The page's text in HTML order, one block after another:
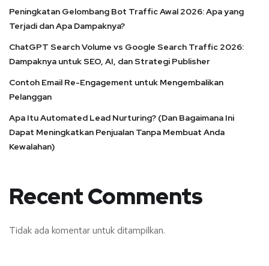
Peningkatan Gelombang Bot Traffic Awal 2026: Apa yang
Terjadi dan Apa Dampaknya?
ChatGPT Search Volume vs Google Search Traffic 2026:
Dampaknya untuk SEO, AI, dan Strategi Publisher
Contoh Email Re-Engagement untuk Mengembalikan
Pelanggan
Apa Itu Automated Lead Nurturing? (Dan Bagaimana Ini
Dapat Meningkatkan Penjualan Tanpa Membuat Anda
Kewalahan)
Recent Comments
Tidak ada komentar untuk ditampilkan.